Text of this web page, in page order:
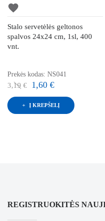
favorite
Stalo servetėlės geltonos
spalvos 24x24 cm, 1sl, 400
vnt.
Prekės kodas: NS041
3,19 € 1,60 €
Į KREPŠELĮ
REGISTRUOKITĖS